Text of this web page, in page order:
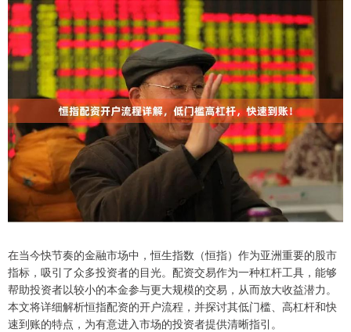
在当今快节奏的金融市场中，恒生指数（恒指）作为亚洲重要的股市
指标，吸引了众多投资者的目光。配资交易作为一种杠杆工具，能够
帮助投资者以较小的本金参与更大规模的交易，从而放大收益潜力。
本文将详细解析恒指配资的开户流程，并探讨其低门槛、高杠杆和快
速到账的特点，为有意进入市场的投资者提供清晰指引。